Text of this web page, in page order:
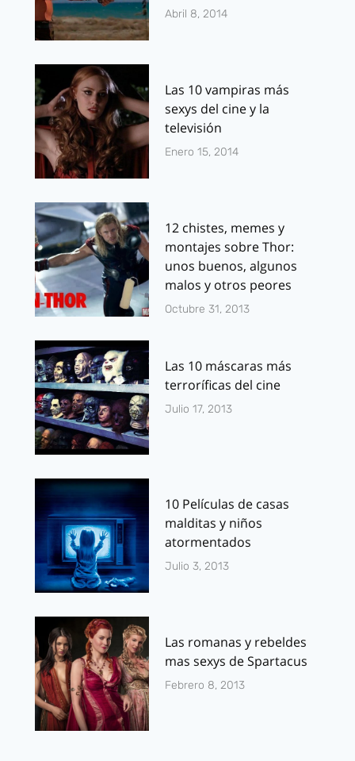
Abril 8, 2014
Las 10 vampiras más
sexys del cine y la
televisión
Enero 15, 2014
12 chistes, memes y
montajes sobre Thor:
unos buenos, algunos
malos y otros peores
Octubre 31, 2013
Las 10 máscaras más
terroríficas del cine
Julio 17, 2013
10 Películas de casas
malditas y niños
atormentados
Julio 3, 2013
Las romanas y rebeldes
mas sexys de Spartacus
Febrero 8, 2013